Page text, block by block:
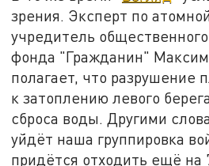
зрения. Эксперт по
учредитель общественного
фонда "Гражданин"
полагает, что разрушение
к затоплению левого
сброса воды. Другими
уйдёт наша группировка
придётся отходить ещё на